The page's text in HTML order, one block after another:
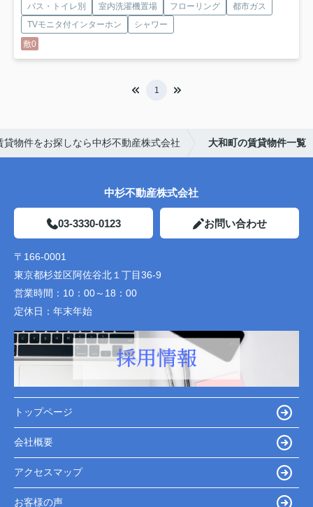
バス・トイレ別 室内洗濯機置場 フローリング
都市ガス
TVモニタ付インターホン
シャワー
敷0
1
貸物件をお探しなら中杉不動産株式会社 大和町の賃貸物件一覧
中杉不動産株式会社
03-3330-0123 お問い合わせ
〒166-0001
東京都杉並区阿佐谷北１丁目36-9
営業時間： 10：00～18：00
定休日： 年末年始
トップページ
会社概要
アクセスマップ
お客様の声